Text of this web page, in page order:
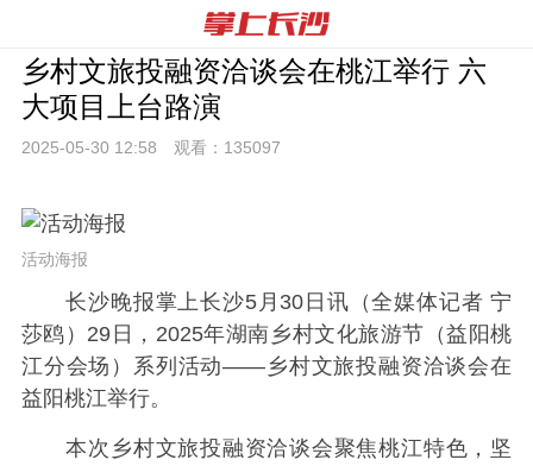
乡村文旅投融资洽谈会在桃江举行 六
大项目上台路演
2025-05-30 12:58 观看： 135097
活动海报
长沙晚报掌上长沙5月30日讯（全媒体记者 宁
莎鸥）29日，2025年湖南乡村文化旅游节（益阳桃
江分会场）系列活动——乡村文旅投融资洽谈会在
益阳桃江举行。
本次乡村文旅投融资洽谈会聚焦桃江特色，坚